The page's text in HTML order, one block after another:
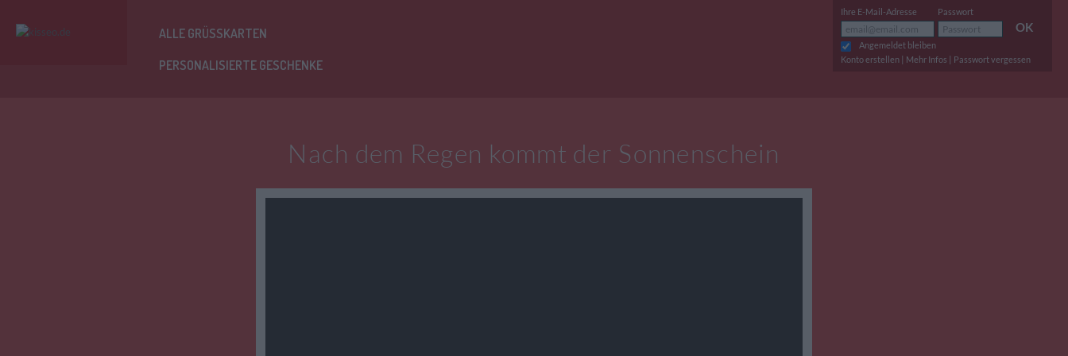
ALLE GRÜSSKARTEN
PERSONALISIERTE GESCHENKE
Ihre E-Mail-Adresse Passwort
OK
Angemeldet bleiben
Konto erstellen | Mehr Infos | Passwort vergessen
Nach dem Regen kommt der Sonnenschein